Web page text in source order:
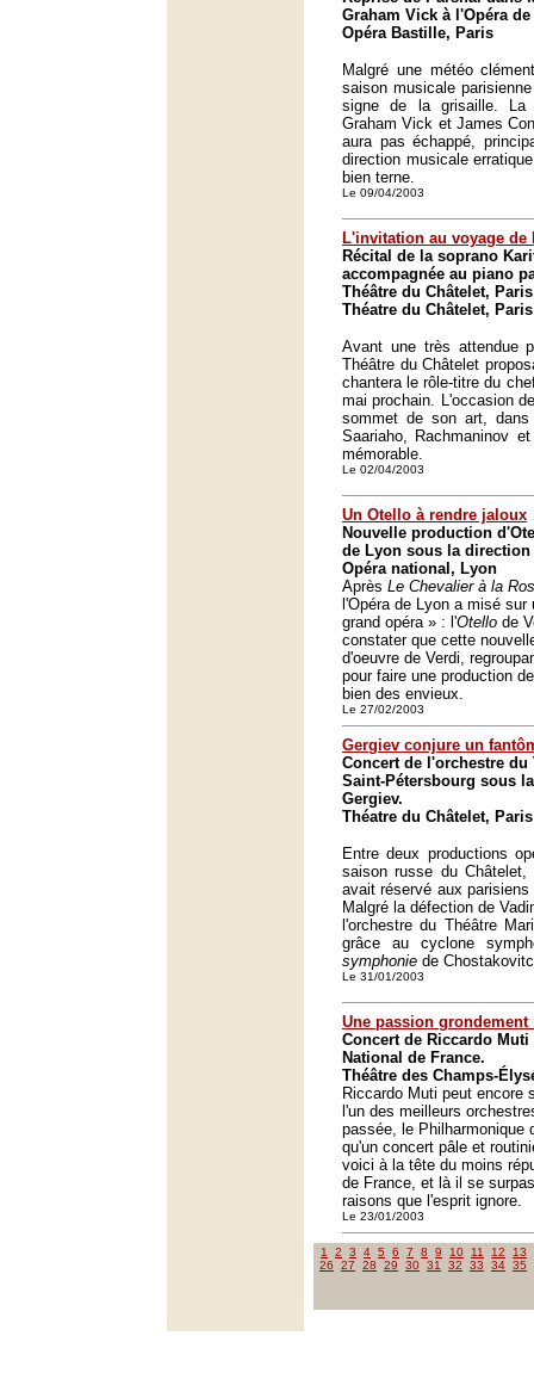
Graham Vick à l'Opéra
Opéra Bastille, Paris
Malgré une météo
saison musicale
signe de la grisaille.
Graham Vick et James
aura pas échappé,
direction musicale
bien terne.
Le 09/04/2003
L'invitation au voyage de
Récital de la soprano
accompagnée au piano
Théâtre du Châtelet,
Théatre du Châtelet, Paris
Avant une très attendue
Théâtre du Châtelet
chantera le rôle-titre du
mai prochain. L'occasion
sommet de son art, dans
Saariaho, Rachmaninov
mémorable.
Le 02/04/2003
Un Otello à rendre jaloux
Nouvelle production
de Lyon sous la direction
Opéra national, Lyon
Après Le Chevalier à la
l'Opéra de Lyon a misé
grand opéra » : l'Otello de
constater que cette
d'oeuvre de Verdi,
pour faire une production
bien des envieux.
Le 27/02/2003
Gergiev conjure un
Concert de l'orchestre du
Saint-Pétersbourg sous
Gergiev.
Théatre du Châtelet, Paris
Entre deux productions
saison russe du Châtelet,
avait réservé aux
Malgré la défection de
l'orchestre du Théâtre
grâce au cyclone
symphonie de
Le 31/01/2003
Une passion grondement
Concert de Riccardo
National de France.
Théâtre des Champs-
Riccardo Muti peut encore
l'un des meilleurs
passée, le Philharmonique
qu'un concert pâle et
voici à la tête du moins
de France, et là il se
raisons que l'esprit ignore.
Le 23/01/2003
1 2 3 4 5 6 7 8 9 10 11 12
13
26
27 28 29 30 31 32 33 34 35